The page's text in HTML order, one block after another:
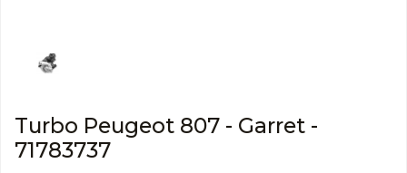
Turbo Peugeot 807 - Garret -
71783737